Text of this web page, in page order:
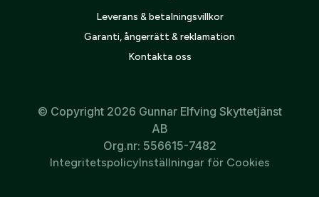
Leverans & betalningsvillkor
Garanti, ångerrätt & reklamation
Kontakta oss
© Copyright 2026 Gunnar Elfving Skyttetjänst
AB
Org.nr: 556615-7482
IntegritetspolicyInställningar för Cookies